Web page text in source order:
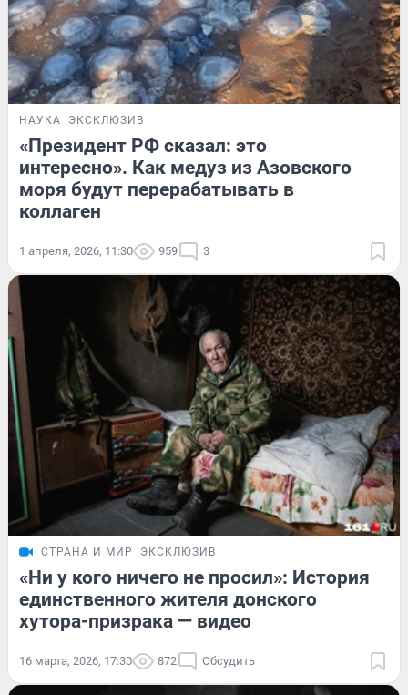
НАУКА ЭКСКЛЮЗИВ
«Президент РФ сказал: это
интересно». Как медуз из Азовского
моря будут перерабатывать в
коллаген
1 апреля, 2026, 11:30 959 3
СТРАНА И МИР ЭКСКЛЮЗИВ
«Ни у кого ничего не просил»: История
единственного жителя донского
хутора-призрака — видео
16 марта, 2026, 17:30 872 Обсудить